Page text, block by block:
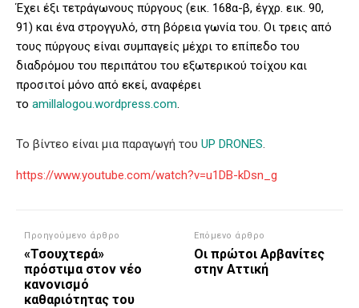
Έχει έξι τετράγωνους πύργους (εικ. 168α-β, έγχρ. εικ. 90,
91) και ένα στρογγυλό, στη βόρεια γωνία του. Oι τρεις από
τους πύργους είναι συμπαγείς μέχρι το επίπεδο του
διαδρόμου του περιπάτου του εξωτερικού τοίχου και
προσιτοί μόνο από εκεί, αναφέρει
το amillalogou.wordpress.com.
Το βίντεο είναι μια παραγωγή του UP DRONES.
https://www.youtube.com/watch?v=u1DB-kDsn_g
Προηγούμενο άρθρο
«Τσουχτερά»
πρόστιμα στον νέο
κανονισμό
καθαριότητας του
Επόμενο άρθρο
Οι πρώτοι Αρβανίτες
στην Αττική